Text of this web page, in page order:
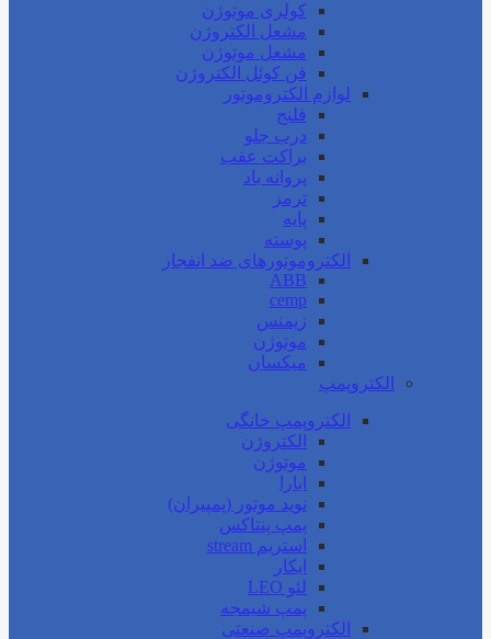
کولری موتوژن
مشعل الکتروژن
مشعل موتوژن
فن کوئل الکتروژن
لوازم الکتروموتور
فلنج
درب جلو
براکت عقب
پروانه باد
ترمز
پایه
پوسته
الکتروموتورهای ضد انفجار
ABB
cemp
زیمنس
موتوژن
میکسان
الکتروپمپ
الکتروپمپ خانگی
الکتروژن
موتوژن
ابارا
نوید موتور (پمپیران)
پمپ پنتاکس
استریم stream
ایکار
لئو LEO
پمپ شیمجه
الکتروپمپ صنعتی